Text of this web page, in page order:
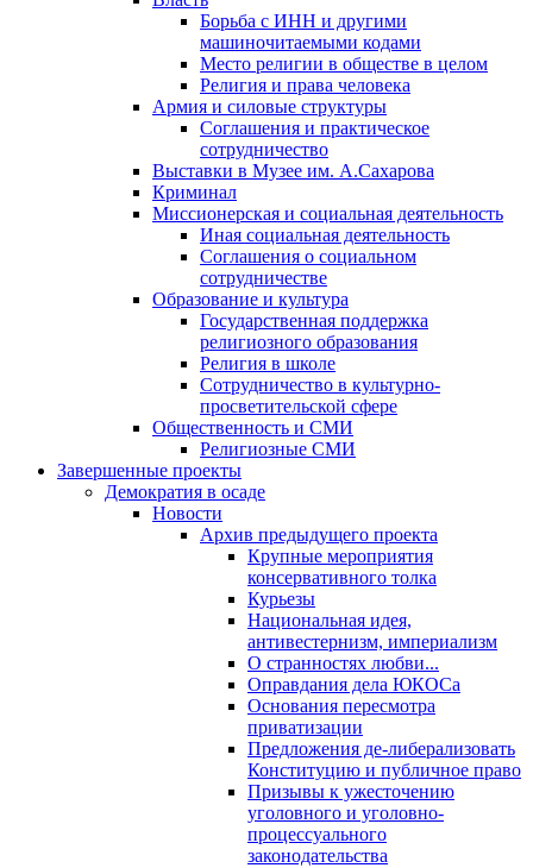
Борьба с ИНН и другими
машиночитаемыми кодами
Место религии в обществе в целом
Религия и права человека
Армия и силовые структуры
Соглашения и практическое
сотрудничество
Выставки в Музее им. А.Сахарова
Криминал
Миссионерская и социальная деятельность
Иная социальная деятельность
Соглашения о социальном
сотрудничестве
Образование и культура
Государственная поддержка
религиозного образования
Религия в школе
Сотрудничество в культурно-
просветительской сфере
Общественность и СМИ
Религиозные СМИ
Завершенные проекты
Демократия в осаде
Новости
Архив предыдущего проекта
Крупные мероприятия
консервативного толка
Курьезы
Национальная идея,
антивестернизм, империализм
О странностях любви...
Оправдания дела ЮКОСа
Основания пересмотра
приватизации
Предложения де-либерализовать
Конституцию и публичное право
Призывы к ужесточению
уголовного и уголовно-
процессуального
законодательства